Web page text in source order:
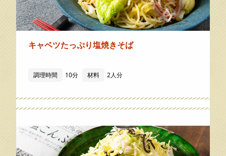
キャベツたっぷり塩焼きそば
調理時間 10分 材料 2人分